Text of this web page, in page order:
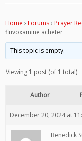
Home › Forums› Prayer
fluvoxamine acheter
This topic is empty.
Viewing 1 post (of 1 total)
Author
December 20, 2024 at
Benedick